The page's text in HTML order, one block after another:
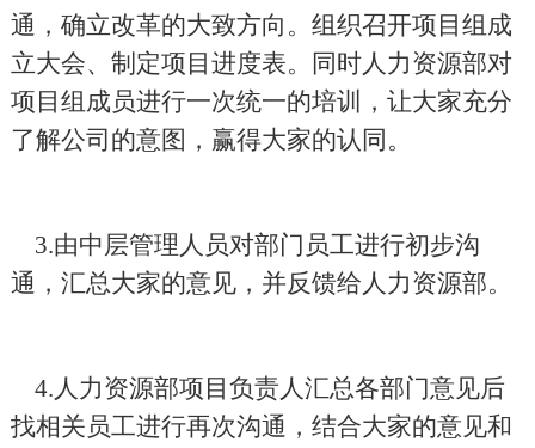
通，确立改革的大致方向。组织召开项目组成
立大会、制定项目进度表。同时人力资源部对
项目组成员进行一次统一的培训，让大家充分
了解公司的意图，赢得大家的认同。
3.由中层管理人员对部门员工进行初步沟
通，汇总大家的意见，并反馈给人力资源部。
4.人力资源部项目负责人汇总各部门意见后
找相关员工进行再次沟通，结合大家的意见和